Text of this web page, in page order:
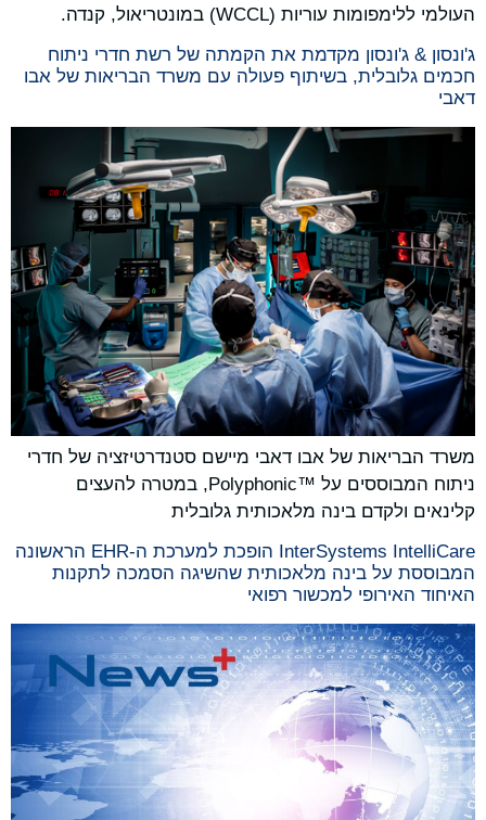
העולמי ללימפומות עוריות (WCCL) במונטריאול, קנדה.
ג'ונסון & ג'ונסון מקדמת את הקמתה של רשת חדרי ניתוח
חכמים גלובלית, בשיתוף פעולה עם משרד הבריאות של אבו
דאבי
משרד הבריאות של אבו דאבי מיישם סטנדרטיזציה של חדרי
ניתוח המבוססים על Polyphonic™‎, במטרה להעצים
קלינאים ולקדם בינה מלאכותית גלובלית
InterSystems IntelliCare הופכת למערכת ה-EHR הראשונה
המבוססת על בינה מלאכותית שהשיגה הסמכה לתקנות
האיחוד האירופי למכשור רפואי